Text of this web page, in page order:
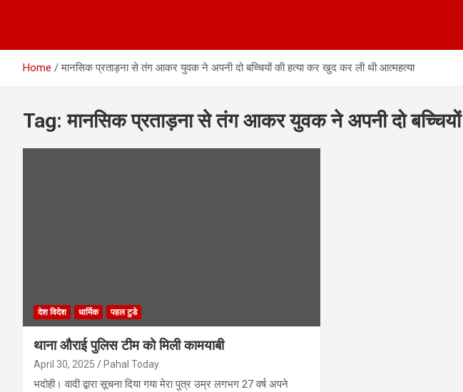
Home मानसिक प्रताड़ना से तंग आकर युवक ने अपनी दो बच्चियों की हत्या कर खुद कर ली थी आत्महत्या
Tag:मानसिक प्रताड़ना से तंग आकर युवक ने अपनी दो
देश विदेश धार्मिक पहल टुडे
थाना औराई पुलिस टीम को मिली कामयाबी
April 30, 2025 Pahal Today
भदोही। वादी द्वारा सूचना दिया गया मेरा पुत्र उम्र लगभग 27 वर्ष अपने